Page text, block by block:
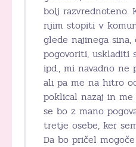
bolj razvrednoteno.
njim stopiti v
glede najinega sina,
pogovoriti, uskladiti
ipd., mi navadno
ali pa me na hitro
poklical nazaj in
se bo z mano
tretje osebe, ker
Da bo pričel